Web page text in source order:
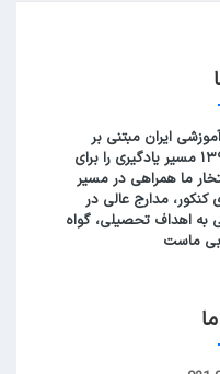
ایران مبتنی بر
فلش‌کارت‌های هوشمند، از سال ۱۳۹۳ مسیر یادگیری را برای
ما همراهی در مسیر
مدارج عالی در
به اهداف تحصیلی، گواه
ماست